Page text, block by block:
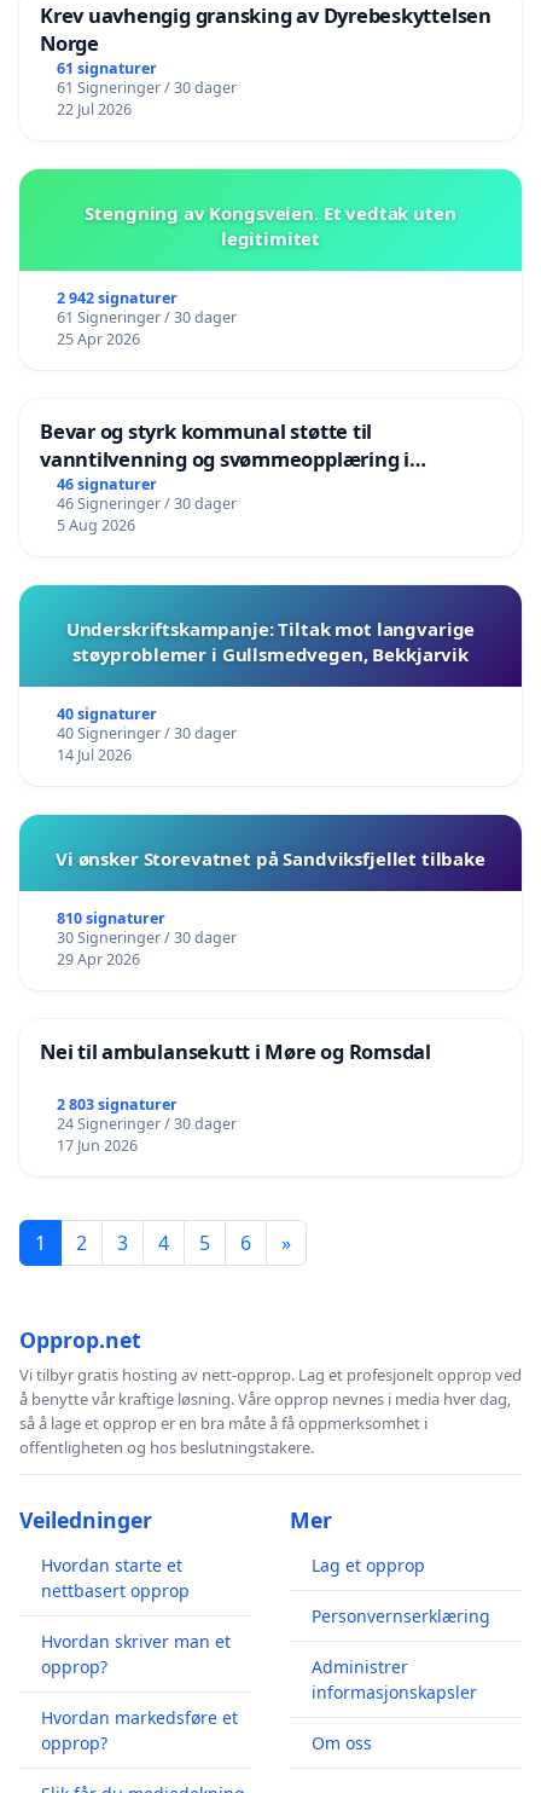
Krev uavhengig gransking av Dyrebeskyttelsen
Norge
61 signaturer
61 Signeringer / 30 dager
22 Jul 2026
Stengning av Kongsveien. Et vedtak uten
legitimitet
2 942 signaturer
61 Signeringer / 30 dager
25 Apr 2026
Bevar og styrk kommunal støtte til
vanntilvenning og svømmeopplæring i
barnehagene i Haugesund
46 signaturer
46 Signeringer / 30 dager
5 Aug 2026
Underskriftskampanje: Tiltak mot langvarige
støyproblemer i Gullsmedvegen, Bekkjarvik
40 signaturer
40 Signeringer / 30 dager
14 Jul 2026
Vi ønsker Storevatnet på Sandviksfjellet tilbake
810 signaturer
30 Signeringer / 30 dager
29 Apr 2026
Nei til ambulansekutt i Møre og Romsdal
2 803 signaturer
24 Signeringer / 30 dager
17 Jun 2026
1 2 3 4 5 6 »
Opprop.net
Vi tilbyr gratis hosting av nett-opprop. Lag et profesjonelt opprop ved
å benytte vår kraftige løsning. Våre opprop nevnes i media hver dag,
så å lage et opprop er en bra måte å få oppmerksomhet i
offentligheten og hos beslutningstakere.
Veiledninger
Hvordan starte et
nettbasert opprop
Hvordan skriver man et
opprop?
Hvordan markedsføre et
opprop?
Mer
Lag et opprop
Personvernserklæring
Administrer
informasjonskapsler
Om oss